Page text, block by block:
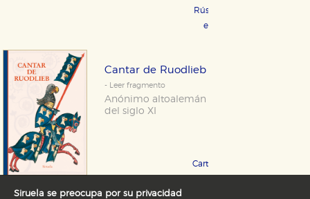
Rústica 17,95 €
eBook 9,99 €
Cantar de Ruodlieb
- Leer fragmento
Anónimo altoalemán
del siglo XI
Cartoné 15,95 €
Siruela se preocupa por su privacidad